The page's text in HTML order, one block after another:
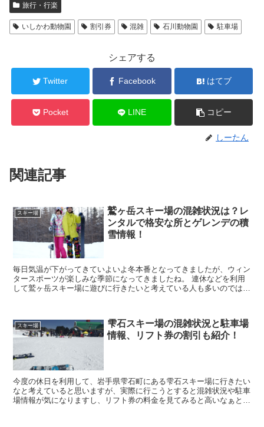
旅行・行楽
いしかわ動物園 割引券 混雑 石川動物園 駐車場
シェアする
Twitter Facebook はてブ
Pocket LINE コピー
しーたん
関連記事
スキー場
鷲ヶ岳スキー場の混雑状況は？レ
ンタルで格安な所とゲレンデの積
雪情報！
毎日気温が下がってきていよいよ冬本番となってきましたが、ウィン
タースポーツが楽しみな季節になってきましたね。 連休などを利用
して鷲ヶ岳スキー場に遊びに行きたいと考えている人も多いのではな
スキー場
雫石スキー場の混雑状況と駐車場
情報、リフト券の割引も紹介！
今度の休日を利用して、岩手県雫石町にある雫石スキー場に行きたい
なと考えていると思いますが、実際に行こうとすると混雑状況や駐車
場情報が気になりますし、リフト券の料金を見てみると高いなぁと思